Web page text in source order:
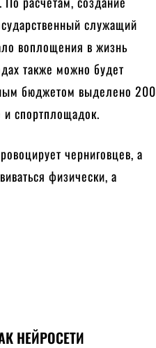
служащий
воплощения в жизнь
также можно будет
бюджетом выделено 200
и спортплощадок.
черниговцев, а
физически, а
НЕЙРОСЕТИ